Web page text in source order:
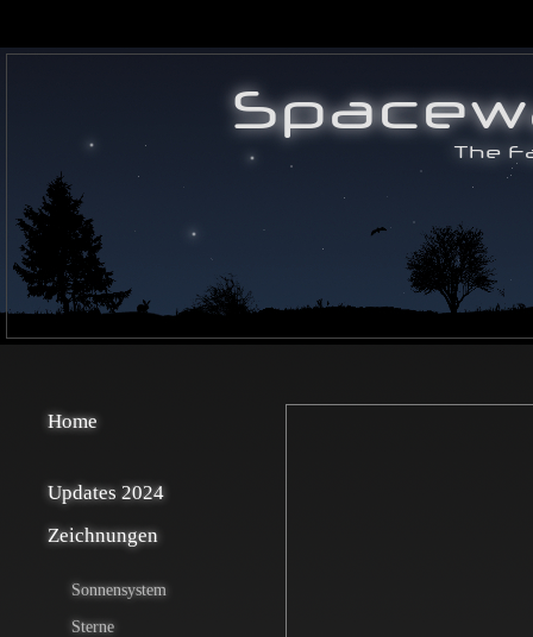
Home
Updates 2024
Zeichnungen
Sonnensystem
Sterne